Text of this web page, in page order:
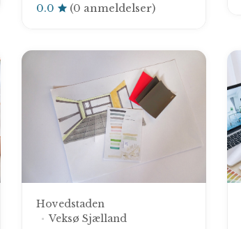
0.0 (0 anmeldelser)
Hovedstaden
Veksø Sjælland